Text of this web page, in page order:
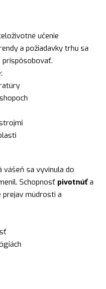
učenie
a požiadavky trhu sa
prispôsobovať.
vášeň sa vyvinula do
Schopnosť pivotnúťa
prejav múdrosti a